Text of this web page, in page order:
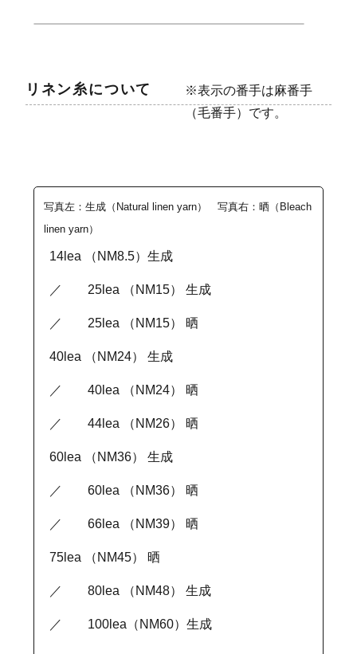
リネン糸について
※表示の番手は麻番手
（毛番手）です。
写真左：生成（Natural linen yarn） 写真右：晒（Bleach
linen yarn）
14lea （NM8.5）生成
／ 25lea （NM15） 生成
／ 25lea （NM15） 晒
40lea （NM24） 生成
／ 40lea （NM24） 晒
／ 44lea （NM26） 晒
60lea （NM36） 生成
／ 60lea （NM36） 晒
／ 66lea （NM39） 晒
75lea （NM45） 晒
／ 80lea （NM48） 生成
／ 100lea（NM60）生成